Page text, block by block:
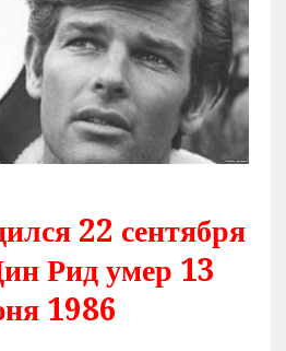
22 сентября
Рид умер 13
1986